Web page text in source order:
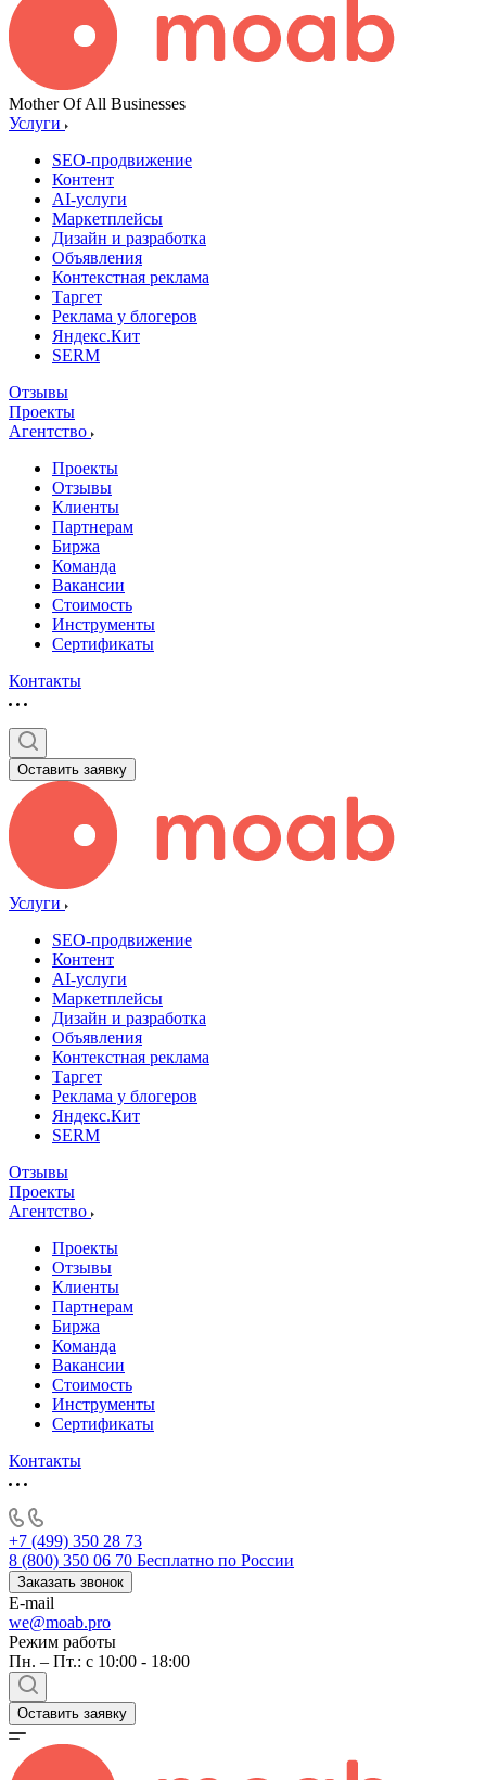
Mother Of All Businesses
Услуги
SEO-продвижение
Контент
AI-услуги
Маркетплейсы
Дизайн и разработка
Объявления
Контекстная реклама
Таргет
Реклама у блогеров
Яндекс.Кит
SERM
Отзывы
Проекты
Агентство
Проекты
Отзывы
Клиенты
Партнерам
Биржа
Команда
Вакансии
Стоимость
Инструменты
Сертификаты
Контакты
Оставить заявку
Услуги
SEO-продвижение
Контент
AI-услуги
Маркетплейсы
Дизайн и разработка
Объявления
Контекстная реклама
Таргет
Реклама у блогеров
Яндекс.Кит
SERM
Отзывы
Проекты
Агентство
Проекты
Отзывы
Клиенты
Партнерам
Биржа
Команда
Вакансии
Стоимость
Инструменты
Сертификаты
Контакты
+7 (499) 350 28 73
8 (800) 350 06 70 Бесплатно по России
Заказать звонок
E-mail
we@moab.pro
Режим работы
Пн. – Пт.: с 10:00 - 18:00
Оставить заявку